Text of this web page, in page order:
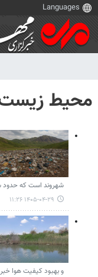
محیط زیست
شهروند است که حدود
۱۴۰۵-۰۴-۲۹ ۱۱:۲۶
و بهبود کیفیت هوا